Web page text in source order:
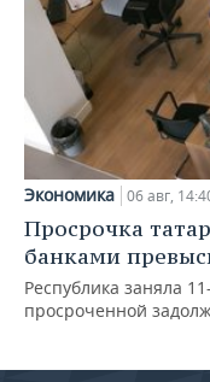
Экономика 06 авг,
Просрочка
банками
Республика заняла
просроченной